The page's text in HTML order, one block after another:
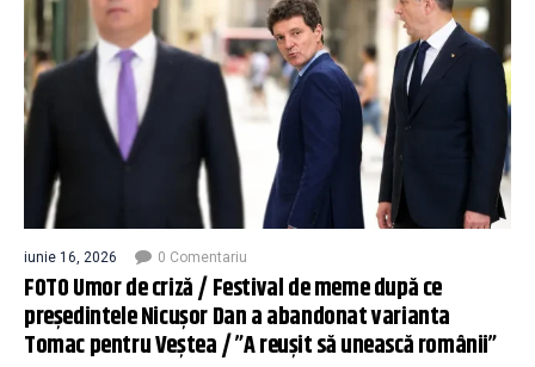
iunie 16, 2026 0 Comentariu
FOTO Umor de criză / Festival de meme după ce
președintele Nicușor Dan a abandonat varianta
Tomac pentru Veștea / ”A reușit să unească românii”